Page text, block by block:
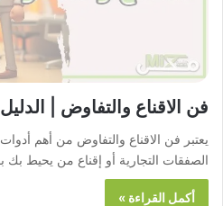
فن الاقناع والتفاوض |
يعتبر فن الاقناع والتفاوض من أهم
الصفقات التجارية أو إقناع من يحيط بك
أكمل القراءة »